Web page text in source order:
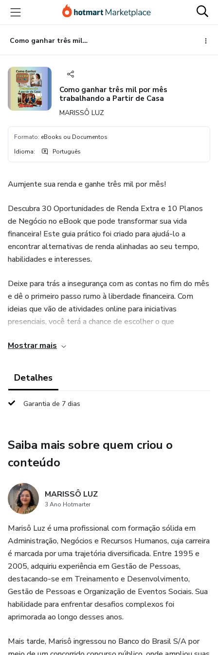
para
conteúdo
principal
para
pagamento
para
rodapé
Como ganhar três mil por mês trabalhando a Partir de Casa
Como ganhar três mil por mês
trabalhando a Partir de Casa
MARISSÔ LUZ
Formato: eBooks ou Documentos
Idioma: Português
Aumjente sua renda e ganhe três mil por mês!
Descubra 30 Oportunidades de Renda Extra e 10 Planos
de Negócio no eBook que pode transformar sua vida
financeira! Este guia prático foi criado para ajudá-lo a
encontrar alternativas de renda alinhadas ao seu tempo,
habilidades e interesses.
Deixe para trás a insegurança com as contas no fim do mês
e dê o primeiro passo rumo à liberdade financeira. Com
ideias que vão de atividades online para iniciativas
presenciais, você terá a chance de escolher o que
trabalhando a,partyir de casa" entrega 30 Oportunidades
estratégico para dar início a pequenas mudanças que
Não espere mais para agir! Invista em você, no seu
potencial e na sua estabilidade financeira. O caminho para
download agora e mude sua história!
En caso de dúvida entre em contato:
Watupp - (11) 95027-4460 / Marissô Luz
Mostrar mais
Detalhes
Garantia de 7 dias
Saiba mais sobre quem criou o
conteúdo
MARISSÔ LUZ
3 Ano Hotmarter
Marisô Luz é uma profissional com formação sólida em
Administração, Negócios e Recursos Humanos, cuja carreira
é marcada por uma trajetória diversificada. Entre 1995 e
2005, adquiriu experiência em Gestão de Pessoas,
destacando-se em Treinamento e Desenvolvimento,
Gestão de Pessoas e Organização de Eventos Sociais. Sua
habilidade para enfrentar desafios complexos foi
aprimorada ao longo desses anos.
Mais tarde, Marisô ingressou no Banco do Brasil S/A por